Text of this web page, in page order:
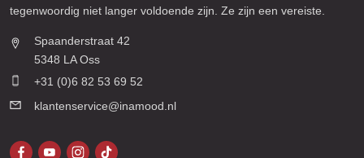
tegenwoordig niet langer voldoende zijn. Ze zijn een vereiste.
Spaanderstraat 42
5348 LA Oss
+31 (0)6 82 53 69 52
klantenservice@inamood.nl